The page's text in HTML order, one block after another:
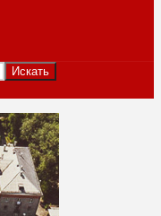
Искать